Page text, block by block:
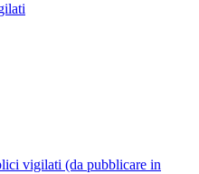
vigilati (da pubblicare in